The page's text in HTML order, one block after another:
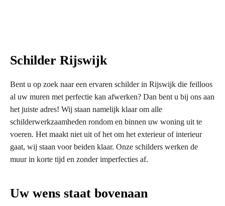
Schilder Rijswijk
Bent u op zoek naar een ervaren schilder in Rijswijk die feilloos
al uw muren met perfectie kan afwerken? Dan bent u bij ons aan
het juiste adres! Wij staan namelijk klaar om alle
schilderwerkzaamheden rondom en binnen uw woning uit te
voeren. Het maakt niet uit of het om het exterieur of interieur
gaat, wij staan voor beiden klaar. Onze schilders werken de
muur in korte tijd en zonder imperfecties af.
Uw wens staat bovenaan